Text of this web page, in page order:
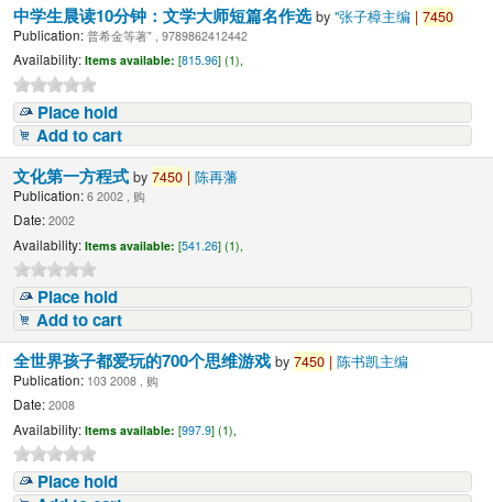
中学生晨读10分钟：文学大师短篇名作选by"张子樟主编 | 7450
Publication: 普希金等著" , 9789862412442
Availability: Items available: [815.96] (1),
Place hold
Add to cart
文化第一方程式by7450 | 陈再藩
Publication: 6 2002 , 购
Date: 2002
Availability: Items available: [541.26] (1),
Place hold
Add to cart
全世界孩子都爱玩的700个思维游戏by7450 | 陈书凯主编
Publication: 103 2008 , 购
Date: 2008
Availability: Items available: [997.9] (1),
Place hold